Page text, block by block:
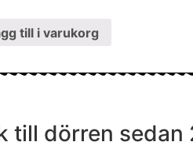
till i varukorg
till dörren sedan